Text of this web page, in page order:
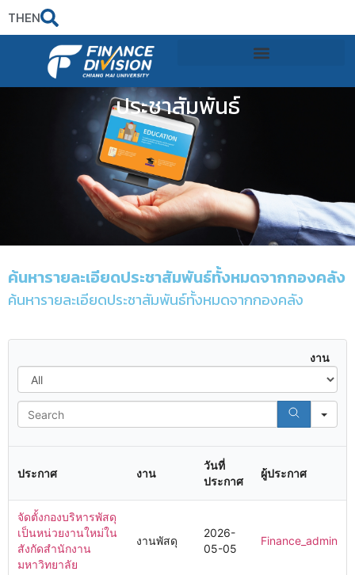
THEN
ประชาสัมพันธ์
ค้นหารายละเอียดประชาสัมพันธ์ทั้งหมดจากกองคลัง
ค้นหารายละเอียดประชาสัมพันธ์ทั้งหมดจากกองคลัง
งาน
ประกาศ งาน
วันที่
ประกาศ
ผู้ประกาศ
จัดตั้งกองบริหารพัสดุ
เป็นหน่วยงานใหม่ใน
สังกัดสำนักงาน
มหาวิทยาลัย
งานพัสดุ
2026-
05-05
Finance_admin